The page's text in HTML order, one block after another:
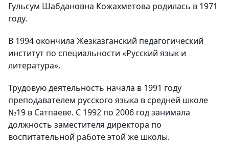
Гульсум Шабдановна Кожахметова родилась в 1971
году.
В 1994 окончила Жезказганский педагогический
институт по специальности «Русский язык и
литература».
Трудовую деятельность начала в 1991 году
преподавателем русского языка в средней школе
№19 в Сатпаеве. С 1992 по 2006 год занимала
должность заместителя директора по
воспитательной работе этой же школы.